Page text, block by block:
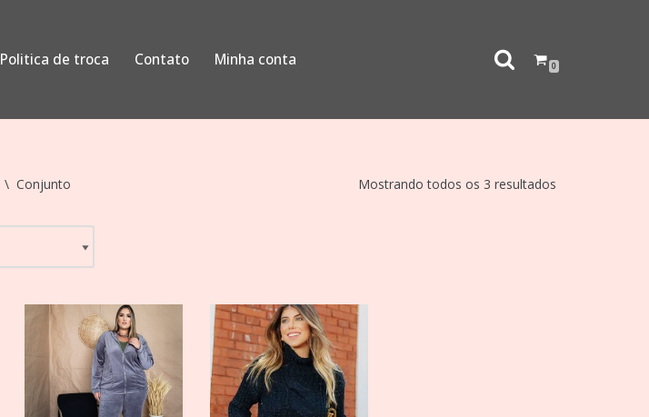
Politica de troca Contato Minha conta 0
\ Conjunto Mostrando todos os 3 resultados